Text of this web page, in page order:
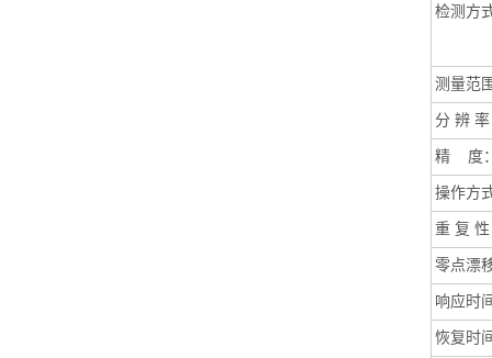
检测方
测量范
分 辨
精度
操作方
重复 性
零点漂
响应时
恢复时